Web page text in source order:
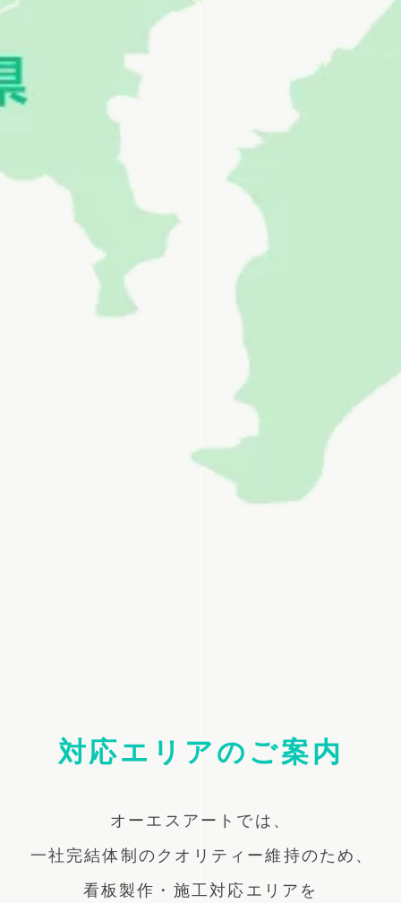
対応エリアのご案内
オーエスアートでは、
一社完結体制のクオリティー維持のため、
看板製作・施工対応エリアを